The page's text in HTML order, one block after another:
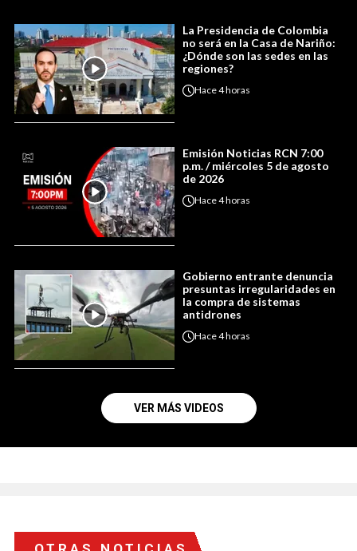
La Presidencia de Colombia
no será en la Casa de Nariño:
¿Dónde son las sedes en las
regiones?
Hace4 horas
Emisión Noticias RCN 7:00
p.m. / miércoles 5 de agosto
de 2026
Hace4 horas
Gobierno entrante denuncia
presuntas irregularidades en
la compra de sistemas
antidrones
Hace4 horas
VER MÁS VIDEOS